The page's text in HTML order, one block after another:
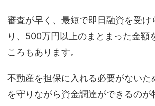
審査が早く、最短で即日融資を受け
り、500万円以上のまとまった金額
ころもあります。
不動産を担保に入れる必要がないた
を守りながら資金調達ができるのが